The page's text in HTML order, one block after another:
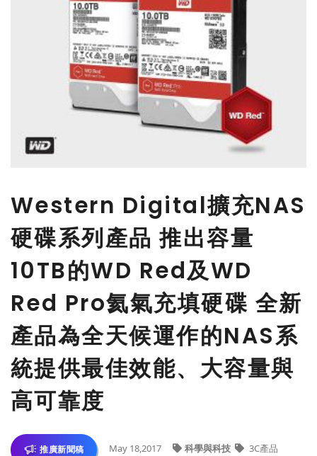
Western Digital擴充NAS
硬碟系列產品 推出容量
10TB的WD Red及WD
Red Pro氦氣充填硬碟 全新
產品為全天候運作的NAS系
統提供最佳效能、大容量與
高可靠度
推廣新聞稿 May 18,2017 科學與科技 3C產品